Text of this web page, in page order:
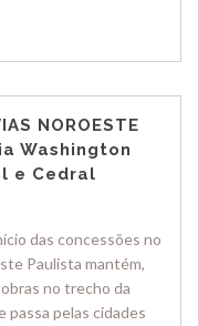
NOROESTE
Washington
e Cedral
das concessões no
Paulista mantém,
no trecho da
passa pelas cidades